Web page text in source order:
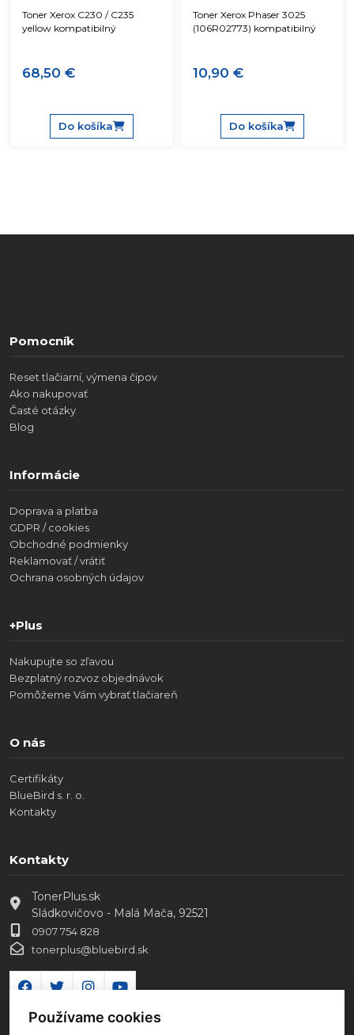
Toner Xerox C230 / C235
yellow kompatibilný
68,50 €
Do košíka
Toner Xerox Phaser 3025
(106R02773) kompatibilný
10,90 €
Do košíka
Pomocník
Reset tlačiarní, výmena čipov
Ako nakupovať
Časté otázky
Blog
Informácie
Doprava a platba
GDPR / cookies
Obchodné podmienky
Reklamovať / vrátiť
Ochrana osobných údajov
+Plus
Nakupujte so zľavou
Bezplatný rozvoz objednávok
Pomôžeme Vám vybrať tlačiareň
O nás
Certifikáty
BlueBird s. r. o.
Kontakty
Kontakty
TonerPlus.sk
Sládkovičovo - Malá Mača, 92521
0907 754 828
tonerplus@bluebird.sk
Používame cookies